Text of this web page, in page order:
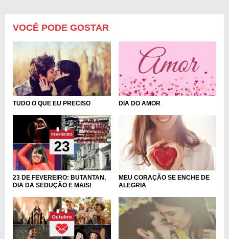
VOCÊ PODE GOSTAR
TUDO O QUE EU PRECISO DIA DO AMOR
23 DE FEVEREIRO: BUTANTAN,
DIA DA SEDUÇÃO E MAIS!
MEU CORAÇÃO SE ENCHE DE
ALEGRIA